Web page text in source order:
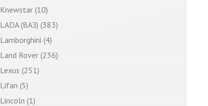
Knewstar (10)
LADA (ВАЗ) (383)
Lamborghini (4)
Land Rover (236)
Lexus (251)
Lifan (5)
Lincoln (1)